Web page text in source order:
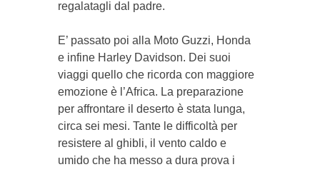
regalatagli dal padre.
E’ passato poi alla Moto Guzzi, Honda
e infine Harley Davidson. Dei suoi
viaggi quello che ricorda con maggiore
emozione è l’Africa. La preparazione
per affrontare il deserto è stata lunga,
circa sei mesi. Tante le difficoltà per
resistere al ghibli, il vento caldo e
umido che ha messo a dura prova i